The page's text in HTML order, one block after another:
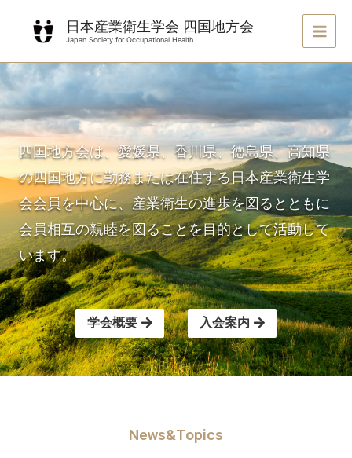
日本産業衛生学会 四国地方会
Japan Society for Occupational Health
四国地方会は、愛媛県、香川県、徳島県、高知県
の四国地方に勤務または在住する日本産業衛生学
会会員を中心に、産業衛生の進歩を図るとともに
会員相互の親睦を図ることを目的として活動して
います。
学会概要 入会案内
News&Topics